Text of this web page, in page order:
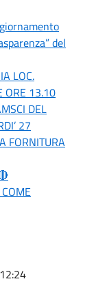
del
LOC.
ORE 13.10
DEL
27
FORNITURA